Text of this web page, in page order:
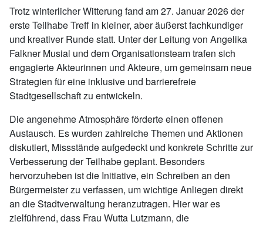
Trotz winterlicher Witterung fand am 27. Januar 2026 der
erste Teilhabe Treff in kleiner, aber äußerst fachkundiger
und kreativer Runde statt. Unter der Leitung von Angelika
Falkner Musial und dem Organisationsteam trafen sich
engagierte Akteurinnen und Akteure, um gemeinsam neue
Strategien für eine inklusive und barrierefreie
Stadtgesellschaft zu entwickeln.
Die angenehme Atmosphäre förderte einen offenen
Austausch. Es wurden zahlreiche Themen und Aktionen
diskutiert, Missstände aufgedeckt und konkrete Schritte zur
Verbesserung der Teilhabe geplant. Besonders
hervorzuheben ist die Initiative, ein Schreiben an den
Bürgermeister zu verfassen, um wichtige Anliegen direkt
an die Stadtverwaltung heranzutragen. Hier war es
zielführend, dass Frau Wutta Lutzmann, die